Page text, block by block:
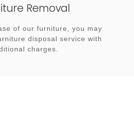
Removal
of our furniture, you may
disposal service with
charges.